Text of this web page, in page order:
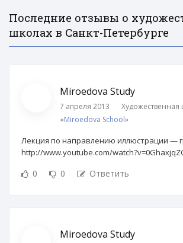
Последние отзывы о
школах в Санкт-Петербурге
Miroedova Study
7 апреля 2013
Художественная
«Miroedova School»
Лекция по направлению иллюстрации —
http://www.youtube.com/
0 0 Ответить
Miroedova Study